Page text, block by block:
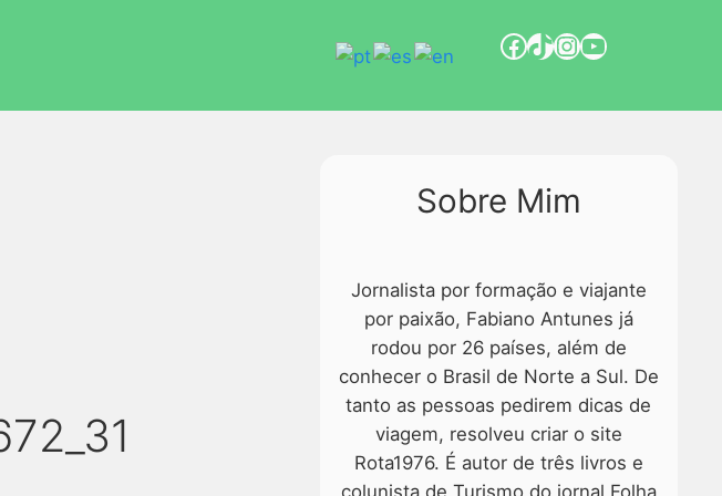
Sobre Mim
Jornalista por formação e viajante
por paixão, Fabiano Antunes já
rodou por 26 países, além de
conhecer o Brasil de Norte a Sul. De
tanto as pessoas pedirem dicas de
viagem, resolveu criar o site
Rota1976. É autor de três livros e
colunista de Turismo do jornal Folha